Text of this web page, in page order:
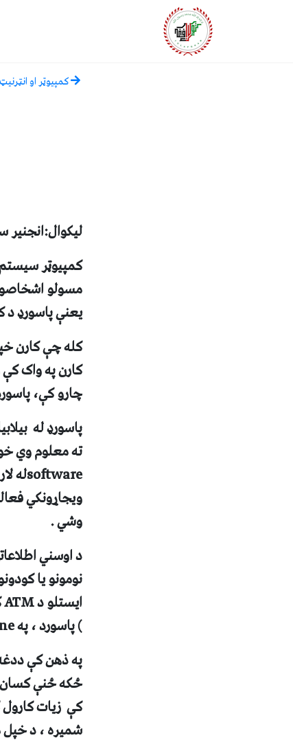
کمپيوټر او انټرنيټ
ليکوال:انجنير
کمپيوټر سيستم
مسولو
يعنې پاسورډ د
کله چې کارن
کارن په واک
چارو کې،
پاسورډ له
ته معلوم وي
softwareله
ويجاړونکي
وشي .
د اوسني
نومونو يا
ايستلو دATM
) پاسورد ، په
په ذهن کې
ځکه ځنې کسان
کې زيات
شميره ، د خپل